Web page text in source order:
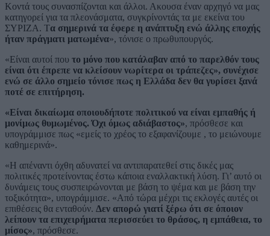
Κοντά τους συνασπίζονται και άλλοι. Ακουσα έναν αρχηγό να μας
κατηγορεί για τα πλεονάσματα, συγκρίνοντάς τα με εκείνα του
ΣΥΡΙΖΑ. Τα σημερινά τα έφερε η ανάπτυξη ενώ άλλης εποχής
ήταν πράγματι ματωμένα», τόνισε ο πρωθυπουργός.
«Είναι αυτοί που το μόνο που κατάλαβαν από το παρελθόν τους
είναι ότι έπρεπε να κλείσουν νωρίτερα οι τράπεζες», συνέχισε
ενώ σε άλλο σημείο τόνισε πως η Ελλάδα δεν θα γυρίσει ξανά
ποτέ σε επιτήρηση.
«Είναι δικαίωμα οποιουδήποτε πολιτικού να είναι εμπαθής ή
μονίμως θυμωμένος. Όχι όμως αδιάβαστος», πρόσθεσε και
υπογράμμισε πως «εμείς το χρέος το εξαφανίζουμε , το μειώνουμε
καθημερινά».
«Η απέναντι όχθη αδυνατεί να αντιπαρατεθεί στις δικές μας
πολιτικές προτείνοντας έστω κάποια εναλλακτική λύση. Γι’ αυτό οι
δυνάμεις τους συσπειρώνονται με βάση το ψέμα και με βάση την
τοξικότητα», υπογράμμισε. «Από τώρα μέχρι τις εκλογές αυτές οι
επιθέσεις θα ενταθούν. Δεν απορώ γιατί ξέρω ότι σε όποιον
λείπουν τα επιχειρήματα περισσεύει το θράσος, η εμπάθεια, το
μίσος», πρόσθεσε.